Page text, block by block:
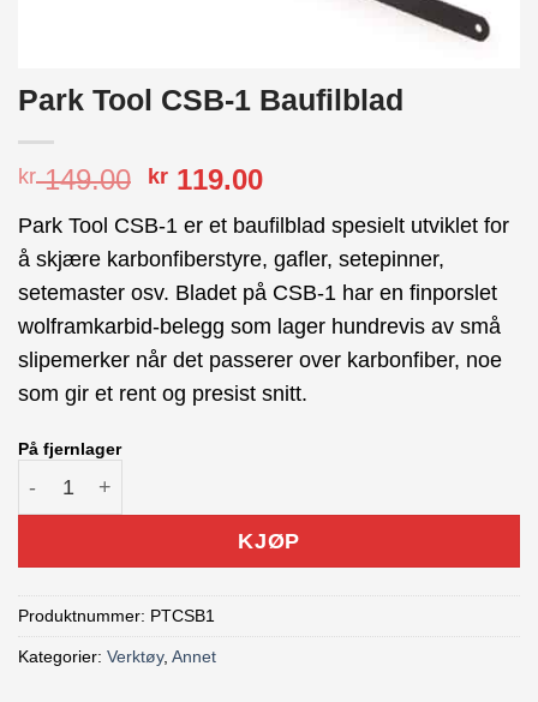
Park Tool CSB-1 Baufilblad
kr149.00 Opprinnelig
var:
kr 149.00.
kr 119.00Nåværende
er:
kr 119.00.
Park Tool CSB-1 er et baufilblad spesielt utviklet for
å skjære karbonfiberstyre, gafler, setepinner,
setemaster osv. Bladet på CSB-1 har en finporslet
wolframkarbid-belegg som lager hundrevis av små
slipemerker når det passerer over karbonfiber, noe
som gir et rent og presist snitt.
På fjernlager
KJØP
Produktnummer: PTCSB1
Kategorier: Verktøy, Annet